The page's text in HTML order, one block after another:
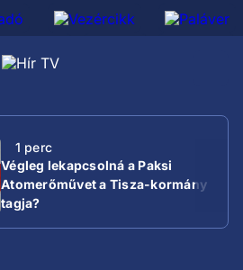
1 perc
Végleg lekapcsolná a Paksi
Atomerőművet a Tisza-kormány
tagja?